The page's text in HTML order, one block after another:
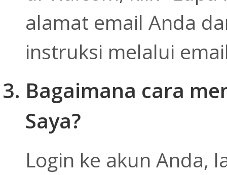
alamat email Anda
instruksi melalui
Bagaimana cara
Saya?
Login ke akun Anda,